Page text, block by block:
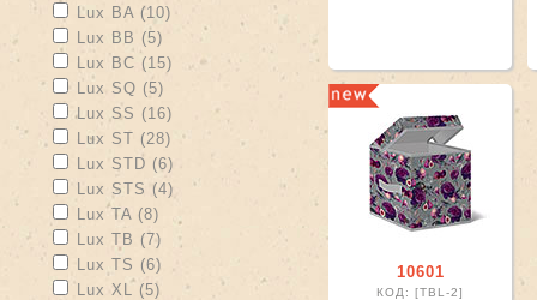
Apply Lux BA filter
Lux BA (10) Apply Lux BA filter
Apply Lux BB filter
Lux BB (5) Apply Lux BB filter
Apply Lux BC filter
Lux BC (15) Apply Lux BC filter
Apply Lux SQ filter
Lux SQ (5)
Apply Lux SS filter
Lux SS (16) Apply Lux SS filter
Apply Lux ST filter
Lux ST (28) Apply Lux ST filter
Apply Lux STD filter
Lux STD (6) Apply Lux STD filter
Apply Lux STS filter
Lux STS (4) Apply Lux STS filter
Apply Lux TA filter
Lux TA (8)
Apply Lux TB filter
Lux TB (7) Apply Lux TB filter
Apply Lux TS filter
Lux TS (6)
Apply Lux XL filter
Lux XL (5) Apply Lux XL filter
10601
КОД: [TBL-2]